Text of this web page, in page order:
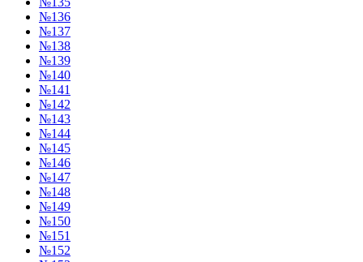
№136
№137
№138
№139
№140
№141
№142
№143
№144
№145
№146
№147
№148
№149
№150
№151
№152